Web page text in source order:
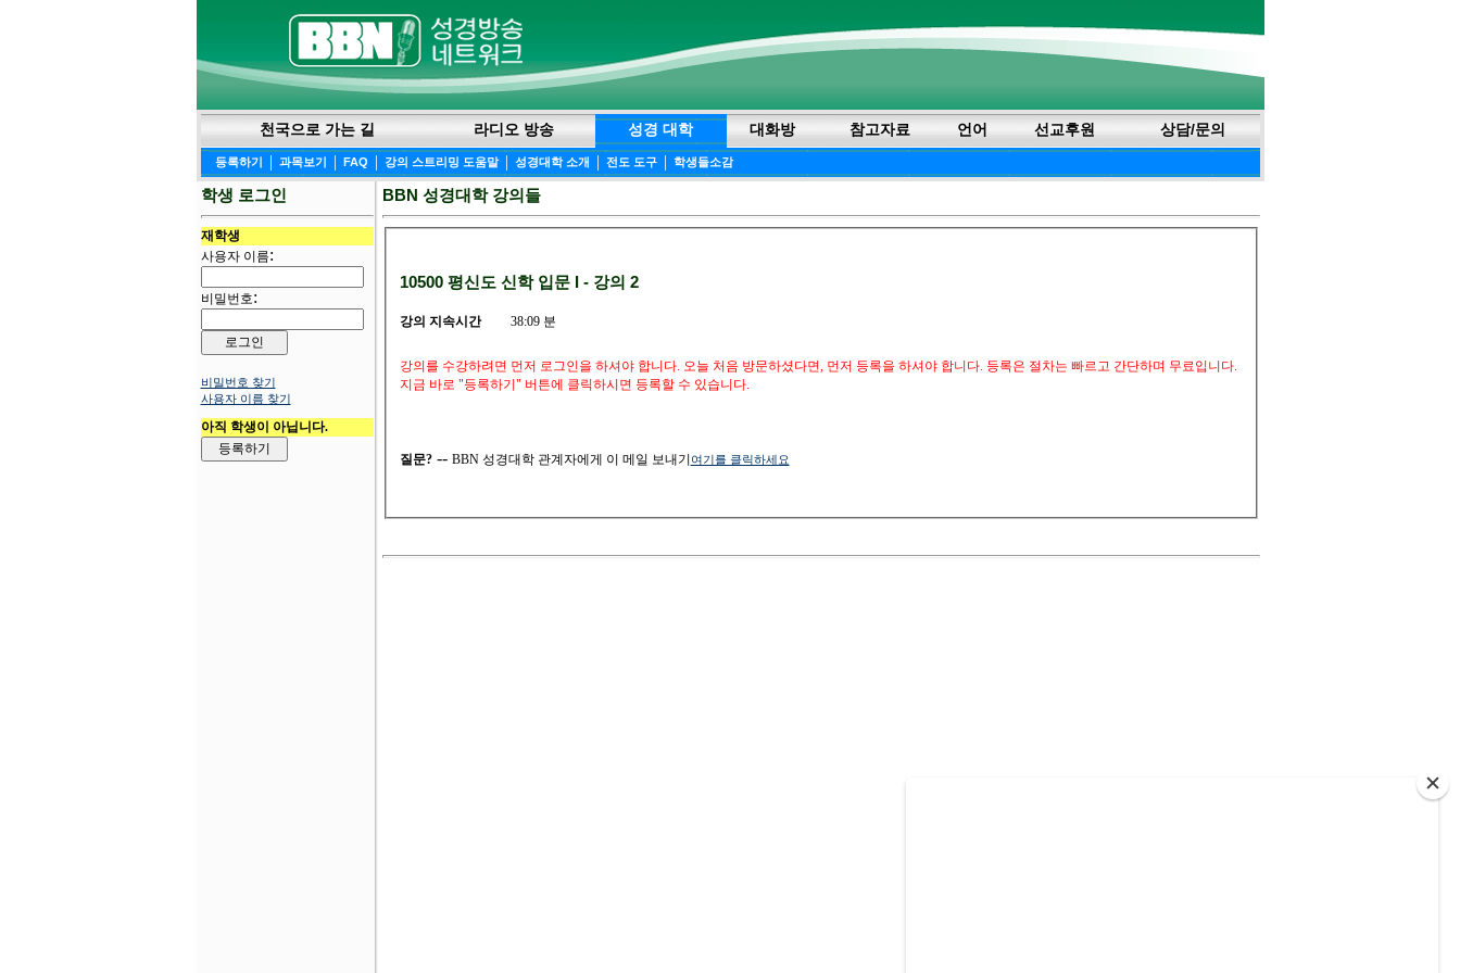
천국으로 가는 길 라디오 방송 성경 대학 대화방 참고자료 언어 선교후원 상담/문의
등록하기 | 과목보기 | FAQ | 강의 스트리밍 도움말 | 성경대학 소개 | 전도 도구 | 학생들소감
학생 로그인
재학생
사용자 이름:
비밀번호:
비밀번호 찾기
사용자 이름 찾기
아직 학생이 아닙니다.
BBN 성경대학 강의들
10500 평신도 신학 입문 I - 강의 2
강의 지속시간 38:09 분
강의를 수강하려면 먼저 로그인을 하셔야 합니다. 오늘 처음 방문하셨다면, 먼저 등록을 하셔야 합니다. 등록은 절차는 빠르고 간단하며 무료입니다.
지금 바로 "등록하기" 버튼에 클릭하시면 등록할 수 있습니다.
질문?-- BBN 성경대학 관계자에게 이 메일 보내기여기를 클릭하세요